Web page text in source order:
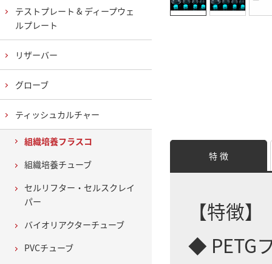
特 徴
【特徴】
◆ PETG
テストプレート & ディープウェ
ルプレート
リザーバー
グローブ
ティッシュカルチャー
組織培養フラスコ
組織培養チューブ
セルリフター・セルスクレイ
パー
バイオリアクターチューブ
PVCチューブ